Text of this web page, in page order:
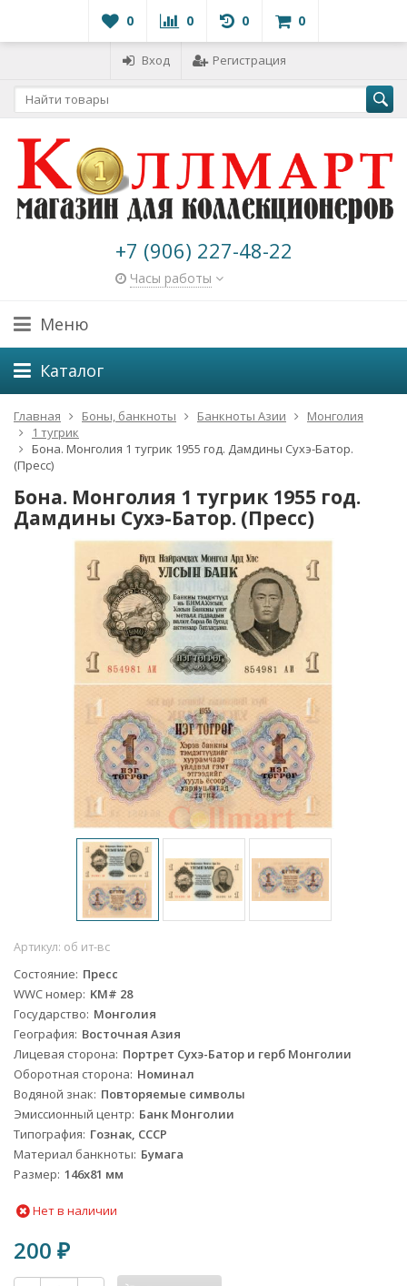
0 0 0 0
Вход Регистрация
+7 (906) 227-48-22
Часы работы
Меню
Каталог
Главная Боны, банкноты Банкноты Азии
Монголия
1 тугрик
Бона. Монголия 1 тугрик 1955 год. Дамдины Сухэ-Батор.
(Пресс)
Бона. Монголия 1 тугрик 1955 год.
Дамдины Сухэ-Батор. (Пресс)
Артикул: об ит-вс
Состояние Пресс
WWC номер KM# 28
Государство Монголия
География Восточная Азия
Лицевая сторона Портрет Сухэ-Батор и герб Монголии
Оборотная сторона Номинал
Водяной знак Повторяемые символы
Эмиссионный центр Банк Монголии
Типография Гознак, СССР
Материал банкноты Бумага
Размер 146х81 мм
Нет в наличии
200 ₽